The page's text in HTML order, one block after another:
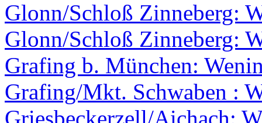
Glonn/Schloß Zinneberg:
Glonn/Schloß Zinneberg:
Grafing b. München:
Grafing/Mkt. Schwaben :